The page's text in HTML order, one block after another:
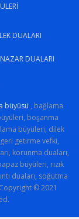
DUALARI
NAZAR DUALARI
büyüsü , bağlama
boşanma
büyüleri, dilek
getirme vefki,
korunma duaları,
büyüleri, rızık
duaları, soğutma
© 2021